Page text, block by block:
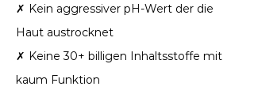
✗ Kein aggressiver pH-Wert der die
Haut austrocknet
✗ Keine 30+ billigen Inhaltsstoffe mit
kaum Funktion